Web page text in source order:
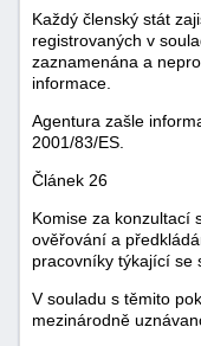
Každý členský stát
registrovaných v
zaznamenána a
informace.
Agentura zašle
2001/83/ES.
Článek 26
Komise za konzultací
ověřování a
pracovníky týkající se
V souladu s těmito
mezinárodně